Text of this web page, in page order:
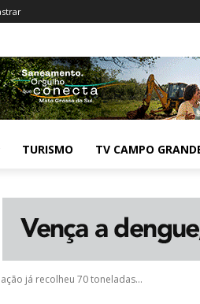
TURISMO TV CAMPO
já recolheu 70 toneladas...